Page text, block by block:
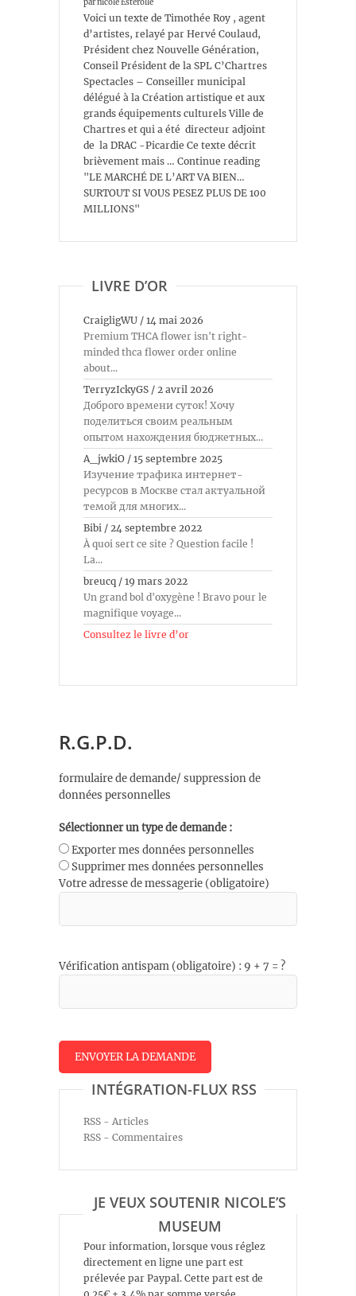
Voici un texte de Timothée Roy , agent
d’artistes, relayé par Hervé Coulaud,
Président chez Nouvelle Génération,
Conseil Président de la SPL C’Chartres
Spectacles – Conseiller municipal
délégué à la Création artistique et aux
grands équipements culturels Ville de
Chartres et qui a été directeur adjoint
de la DRAC -Picardie Ce texte décrit
brièvement mais … Continue reading
"LE MARCHÉ DE L’ART VA BIEN…
SURTOUT SI VOUS PESEZ PLUS DE 100
MILLIONS"
LIVRE D’OR
CraigligWU / 14 mai 2026
Premium THCA flower isn't right-
minded thca flower order online
about...
TerryzIckyGS / 2 avril 2026
Доброго времени суток! Хочу
поделиться своим реальным
опытом нахождения бюджетных...
A_jwkiO / 15 septembre 2025
Изучение трафика интернет-
ресурсов в Москве стал актуальной
темой для многих...
Bibi / 24 septembre 2022
À quoi sert ce site ? Question facile !
La...
breucq / 19 mars 2022
Un grand bol d'oxygène ! Bravo pour le
magnifique voyage...
Consultez le livre d’or
R.G.P.D.
formulaire de demande/ suppression de
données personnelles
Sélectionner un type de demande :
Exporter mes données personnelles
Supprimer mes données personnelles
Votre adresse de messagerie (obligatoire)
Vérification antispam (obligatoire) : 9 + 7 = ?
INTÉGRATION-FLUX RSS
RSS - Articles
RSS - Commentaires
JE VEUX SOUTENIR NICOLE’S
MUSEUM
Pour information, lorsque vous réglez
directement en ligne une part est
prélevée par Paypal. Cette part est de
0.25€ + 3,4% par somme versée.